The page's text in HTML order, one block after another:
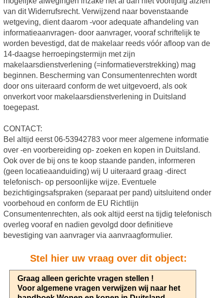
van dit Widerrufsrecht. Verwijzend naar bovenstaande
wetgeving, dient daarom -voor adequate afhandeling van
informatieaanvragen- door aanvrager, vooraf schriftelijk te
worden bevestigd, dat de makelaar reeds vóór afloop van de
14-daagse herroepingstermijn met zijn
makelaarsdienstverlening (=informatieverstrekking) mag
beginnen. Bescherming van Consumentenrechten wordt
door ons uiteraard conform de wet uitgevoerd, als ook
onverkort voor makelaarsdienstverlening in Duitsland
toegepast.
CONTACT:
Bel altijd eerst 06-53942783 voor meer algemene informatie
over -en voorbereiding op- zoeken en kopen in Duitsland.
Ook over de bij ons te koop staande panden, informeren
(geen locatieaanduiding) wij U uiteraard graag -direct
telefonisch- op persoonlijke wijze. Eventuele
bezichtigingsafspraken (separaat per pand) uitsluitend onder
voorbehoud en conform de EU Richtlijn
Consumentenrechten, als ook altijd eerst na tijdig telefonisch
overleg vooraf en nadien gevolgd door definitieve
bevestiging van aanvrager via aanvraagformulier.
Stel hier uw vraag over dit object: